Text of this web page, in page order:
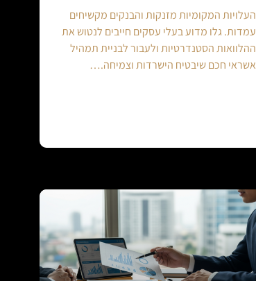
העלויות המקומיות מזנקות והבנקים מקשיחים
עמדות. גלו מדוע בעלי עסקים חייבים לנטוש את
ההלוואות הסטנדרטיות ולעבור לבניית תמהיל
אשראי חכם שיבטיח הישרדות וצמיחה.…